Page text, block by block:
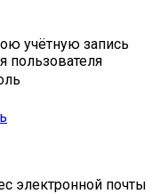
учётную запись
пользователя
электронной почты